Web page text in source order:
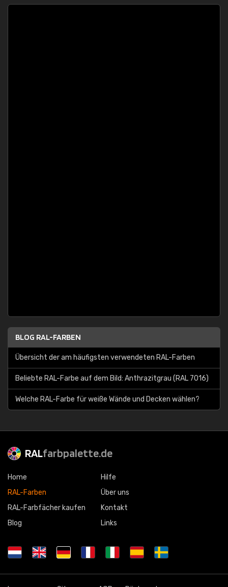
BLOG RAL-FARBEN
Übersicht der am häufigsten verwendeten RAL-Farben
Beliebte RAL-Farbe auf dem Bild: Anthrazitgrau (RAL 7016)
Welche RAL-Farbe für weiße Wände und Decken wählen?
RALfarbpalette.de
Home
RAL-Farben
RAL-Farbfächer kaufen
Blog
Hilfe
Über uns
Kontakt
Links